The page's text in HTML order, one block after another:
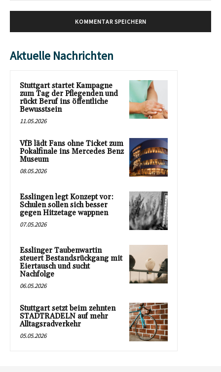
Aktuelle Nachrichten
Stuttgart startet Kampagne
zum Tag der Pflegenden und
rückt Beruf ins öffentliche
Bewusstsein
11.05.2026
VfB lädt Fans ohne Ticket zum
Pokalfinale ins Mercedes Benz
Museum
08.05.2026
Esslingen legt Konzept vor:
Schulen sollen sich besser
gegen Hitzetage wappnen
07.05.2026
Esslinger Taubenwartin
steuert Bestandsrückgang mit
Eiertausch und sucht
Nachfolge
06.05.2026
Stuttgart setzt beim zehnten
STADTRADELN auf mehr
Alltagsradverkehr
05.05.2026